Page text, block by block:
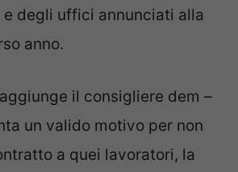
degli uffici annunciati alla
anno.
il consigliere dem –
un valido motivo per non
a quei lavoratori, la